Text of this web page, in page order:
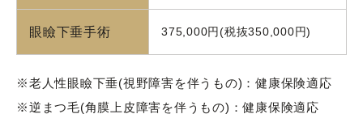
眼瞼下垂手術 375,000円(税抜350,000円)
※老人性眼瞼下垂(視野障害を伴うもの)：健康保険適応
※逆まつ毛(角膜上皮障害を伴うもの)：健康保険適応